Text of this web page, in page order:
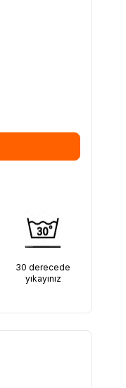
30 derecede
yıkayınız